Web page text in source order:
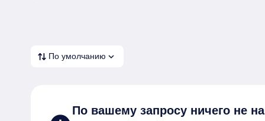
По умолчанию expand_more
По вашему запросу ничего не